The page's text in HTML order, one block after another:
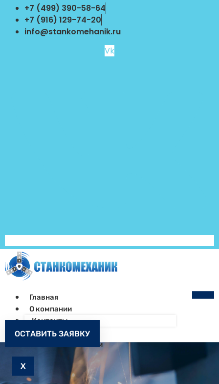
Перейти
содержимому
+7 (499) 390-58-64
+7 (916) 129-74-20
info@stankomehanik.ru
Vk
Главная
О компании
Контакты
Как заказать
Запчасти к станкам
X
ОСТАВИТЬ ЗАЯВКУ